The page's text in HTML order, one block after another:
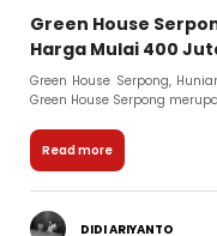
Green House
Harga Mulai 400
Green House Serpong,
Green House Serpong
Read more
DIDI ARIYANTO